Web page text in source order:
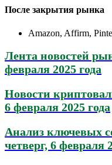
После закрытия рынка
Amazon, Affirm,
Лента новостей
февраля 2025 года
Новости
6 февраля 2025 года
Анализ ключевых
четверг, 6 февраля